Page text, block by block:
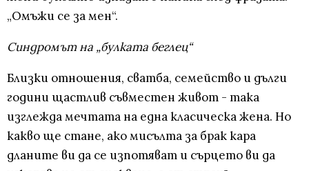
„Омъжи се за мен“.
Синдромът на „булката беглец“
Близки отношения, сватба, семейство и дълги
години щастлив съвместен живот - така
изглежда мечтата на една класическа жена. Но
какво ще стане, ако мисълта за брак кара
дланите ви да се изпотяват и сърцето ви да